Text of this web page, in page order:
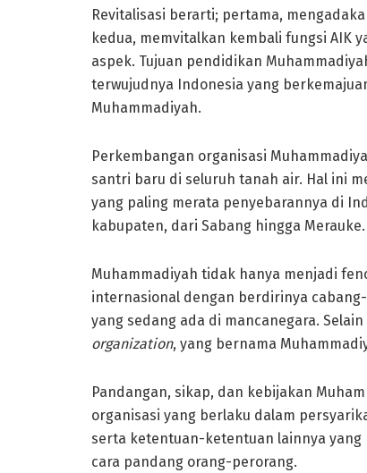
Revitalisasi berarti; pertama,
kedua, memvitalkan kembali fungsi AIK
aspek. Tujuan pendidikan
terwujudnya Indonesia yang
Muhammadiyah.
Perkembangan organisasi
santri baru di seluruh tanah air. Hal ini
yang paling merata penyebarannya di
kabupaten, dari Sabang hingga Merauke.
Muhammadiyah tidak hanya menjadi
internasional dengan berdirinya
yang sedang ada di mancanegara.
organization, yang bernama
Pandangan, sikap, dan kebijakan
organisasi yang berlaku dalam
serta ketentuan-ketentuan lainnya yang
cara pandang orang-perorang.